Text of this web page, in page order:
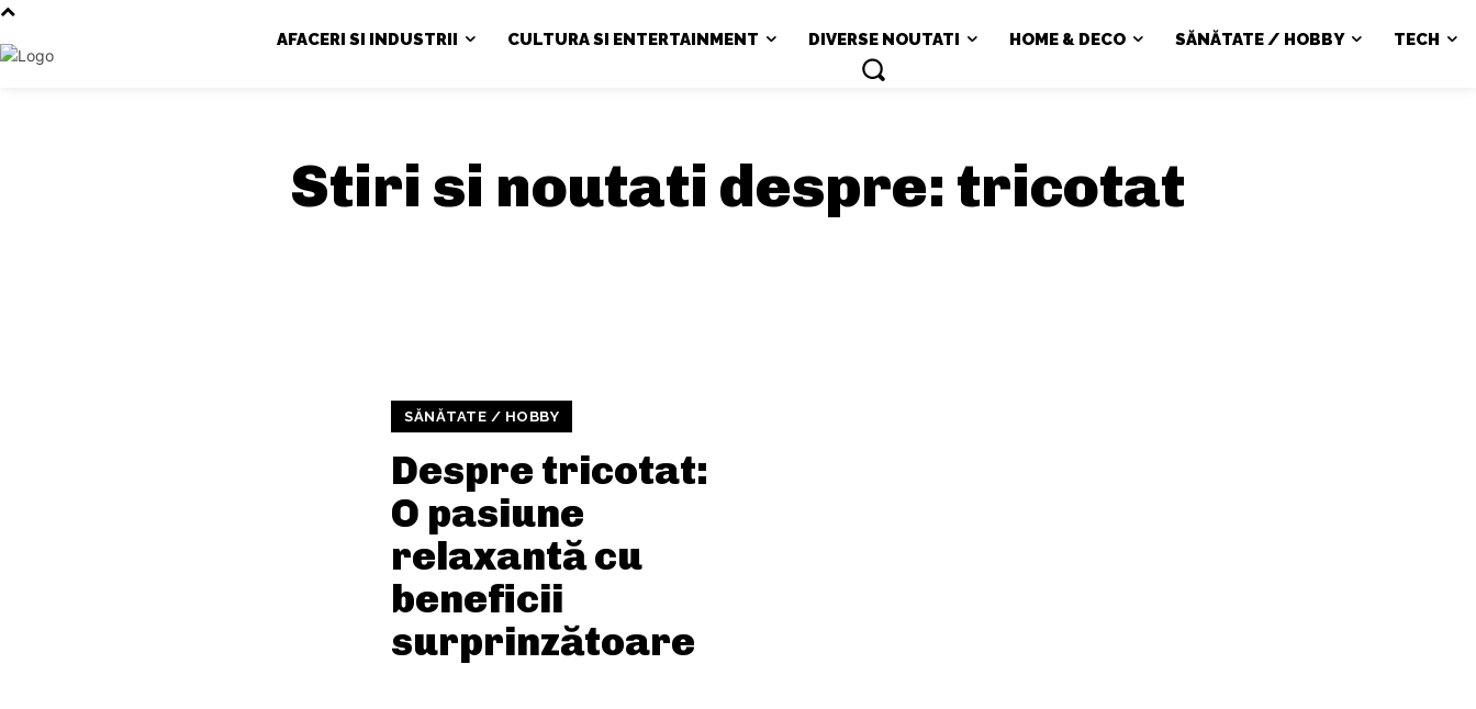
AFACERI SI INDUSTRII CULTURA SI ENTERTAINMENT DIVERSE NOUTATI HOME & DECO SĂNĂTATE / HOBBY TECH
Stiri si noutati despre: tricotat
SĂNĂTATE / HOBBY
Despre tricotat:
O pasiune
relaxantă cu
beneficii
surprinzătoare